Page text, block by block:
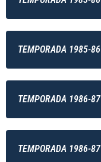
TEMPORADA 1985-86
TEMPORADA 1986-87
TEMPORADA 1986-87